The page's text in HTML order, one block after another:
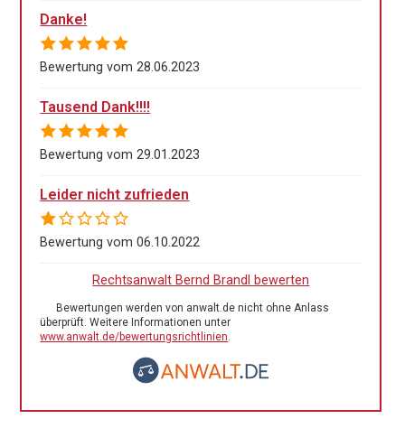
Danke!
Bewertung vom 28.06.2023
Tausend Dank!!!!
Bewertung vom 29.01.2023
Leider nicht zufrieden
Bewertung vom 06.10.2022
Rechtsanwalt Bernd Brandl bewerten
Bewertungen werden von anwalt.de nicht ohne Anlass
überprüft. Weitere Informationen unter
www.anwalt.de/bewertungsrichtlinien